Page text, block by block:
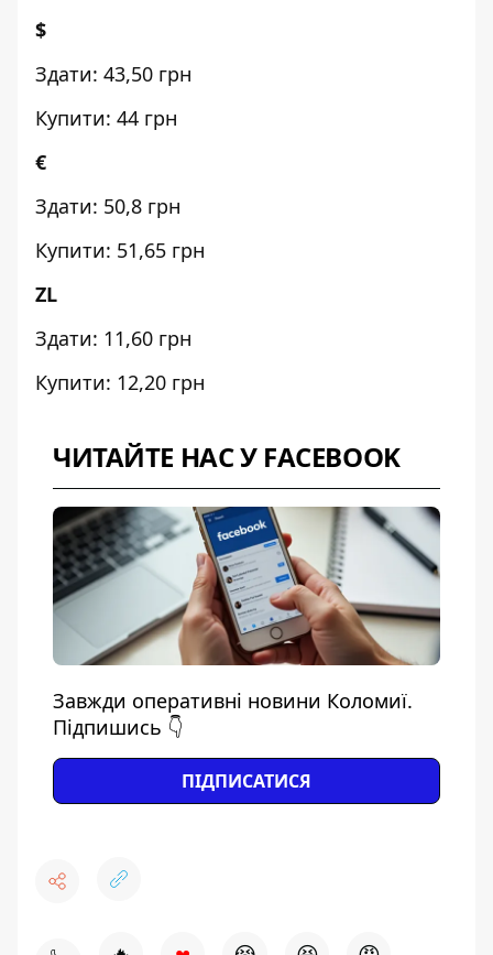
$
Здати: 43,50 грн
Купити: 44 грн
€
Здати: 50,8 грн
Купити: 51,65 грн
ZL
Здати: 11,60 грн
Купити: 12,20 грн
ЧИТАЙТЕ НАС У FACEBOOK
Завжди оперативні новини Коломиї.
Підпишись 👇
ПІДПИСАТИСЯ